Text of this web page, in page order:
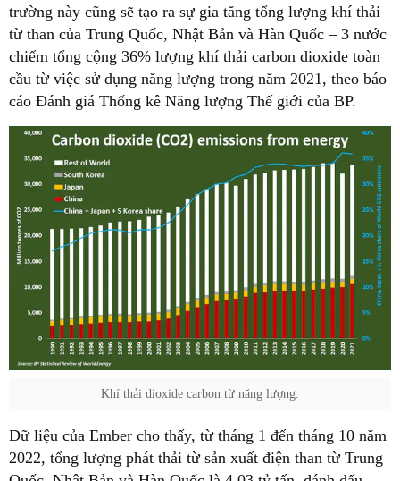
trường này cũng sẽ tạo ra sự gia tăng tổng lượng khí thải
từ than của Trung Quốc, Nhật Bản và Hàn Quốc – 3 nước
chiếm tổng cộng 36% lượng khí thải carbon dioxide toàn
cầu từ việc sử dụng năng lượng trong năm 2021, theo báo
cáo Đánh giá Thống kê Năng lượng Thế giới của BP.
Khí thải dioxide carbon từ năng lượng.
Dữ liệu của Ember cho thấy, từ tháng 1 đến tháng 10 năm
2022, tổng lượng phát thải từ sản xuất điện than từ Trung